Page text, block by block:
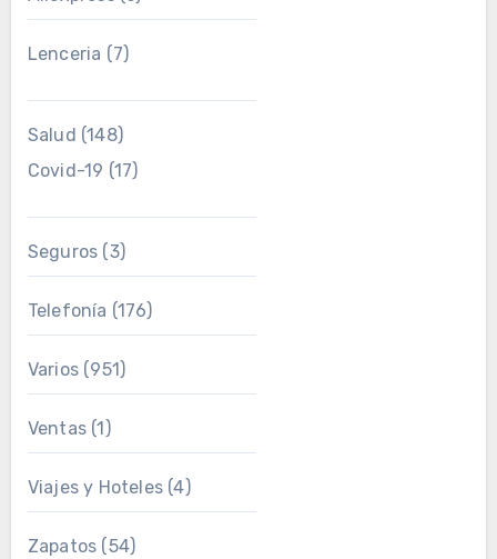
Lenceria (7)
Salud (148)
Covid-19 (17)
Seguros (3)
Telefonía (176)
Varios(951)
Ventas(1)
Viajes y Hoteles(4)
Zapatos (54)